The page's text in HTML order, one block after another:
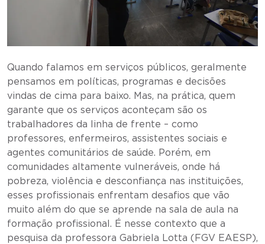
Quando falamos em serviços públicos, geralmente
pensamos em políticas, programas e decisões
vindas de cima para baixo. Mas, na prática, quem
garante que os serviços aconteçam são os
trabalhadores da linha de frente – como
professores, enfermeiros, assistentes sociais e
agentes comunitários de saúde. Porém, em
comunidades altamente vulneráveis, onde há
pobreza, violência e desconfiança nas instituições,
esses profissionais enfrentam desafios que vão
muito além do que se aprende na sala de aula na
formação profissional. É nesse contexto que a
pesquisa da professora Gabriela Lotta (FGV EAESP),